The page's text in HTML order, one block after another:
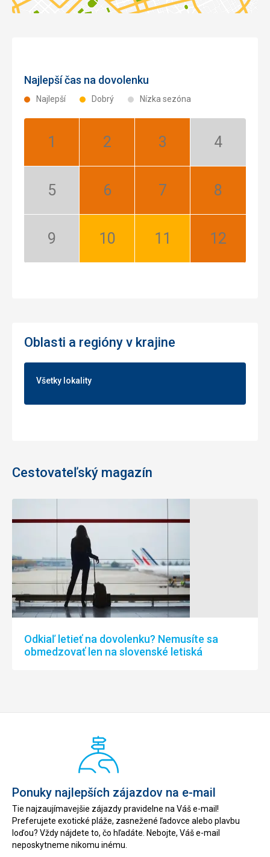
Najlepší čas na dovolenku
Najlepší Dobrý Nízka sezóna
Január:
Február:
Marec:
Apríl:
Máj:
Jún:
Júl:
August:
September:
Október:
November:
December:
Oblasti a regióny v krajine
Všetky lokality
Cestovateľský magazín
Odkiaľ letieť na dovolenku? Nemusíte sa
obmedzovať len na slovenské letiská
Ponuky najlepších zájazdov na e-mail
Tie najzaujímavejšie zájazdy pravidelne na Váš e-mail!
Preferujete exotické pláže, zasnežené ľadovce alebo plavbu
loďou? Vždy nájdete to, čo hľadáte. Nebojte, Váš e-mail
neposkytneme nikomu inému.